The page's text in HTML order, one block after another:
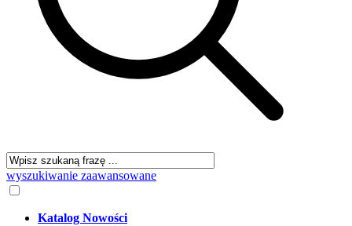
wyszukiwanie zaawansowane
Katalog Nowości